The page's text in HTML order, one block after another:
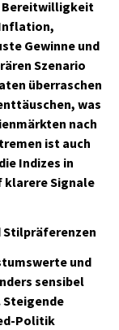
Bereitwilligkeit
Gewinne und
Szenario
überraschen
was
nach
ist auch
Indizes in
klarere Signale
und
sensibel
Steigende
Politik